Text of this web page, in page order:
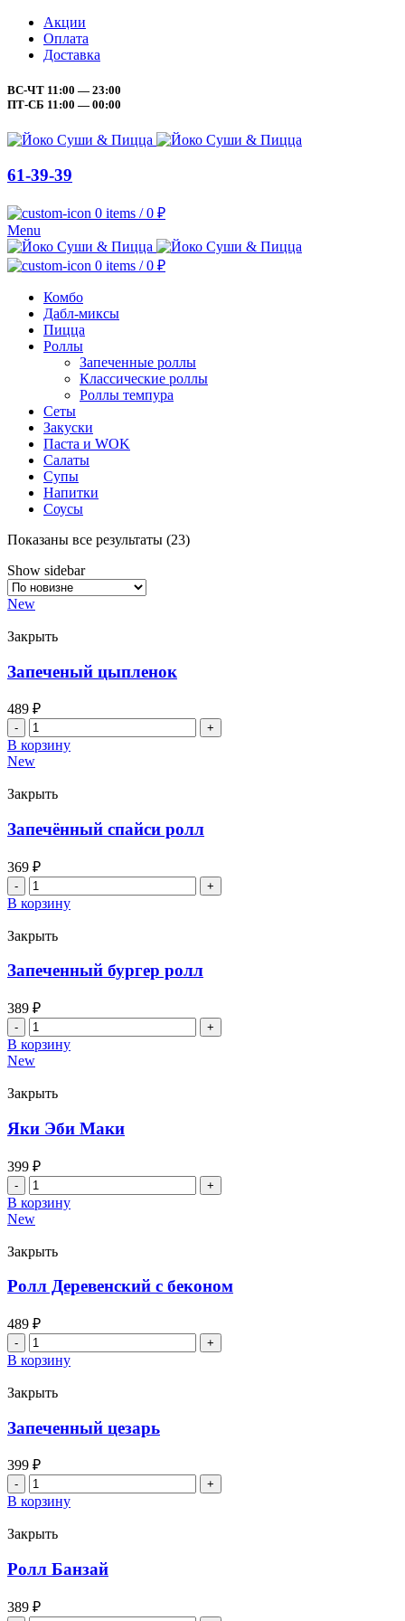
Акции
Оплата
Доставка
ВС-ЧТ 11:00 — 23:00
ПТ-СБ 11:00 — 00:00
61-39-39
0 items / 0 ₽
Menu
0 items / 0 ₽
Комбо
Дабл-миксы
Пицца
Роллы
Запеченные роллы
Классические роллы
Роллы темпура
Сеты
Закуски
Паста и WOK
Салаты
Супы
Напитки
Соусы
Показаны все результаты (23)Сортировка:
Show sidebar
New
Закрыть
Запеченый цыпленок
489 ₽
Количество
товара
Запеченый
В корзину
New
Закрыть
Запечённый спайси ролл
369 ₽
Количество
товара
Запечённый
спайси
ролл
В корзину
Закрыть
Запеченный бургер ролл
389 ₽
Количество
товара
Запеченный
ролл
В корзину
New
Закрыть
Яки Эби Маки
399 ₽
Количество
товара
Яки
Маки
В корзину
New
Закрыть
Ролл Деревенский с беконом
489 ₽
Количество
товара
Ролл
Деревенский
с
В корзину
Закрыть
Запеченный цезарь
399 ₽
Количество
товара
Запеченный
цезарь
В корзину
Закрыть
Ролл Банзай
389 ₽